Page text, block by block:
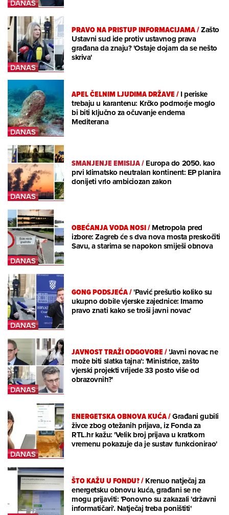
PRAVO NA PRISTUP INFORMACIJAMA/Zašto
Ustavni sud ide protiv ustavnog prava
građana da znaju? 'Ostaje dojam da se nešto
skriva'
APEL ČELNIM LJUDIMA DRŽAVE/I periske
trebaju u karantenu: Krčko podmorje moglo
bi biti ključno za očuvanje endema
Mediterana
SMANJENJE EMISIJA/Europa do 2050. kao
prvi klimatsko neutralan kontinent: EP planira
donijeti vrlo ambiciozan zakon
OBEĆANJA VODA NOSI/Metropola pred
izbore: Zagreb će s dva nova mosta preskočiti
Savu, a starima se napokon smiješi obnova
GONG PODSJEĆA/'Pavić prešutio koliko su
ukupno dobile vjerske zajednice: Imamo
pravo znati kako se troši javni novac'
JAVNOST TRAŽI ODGOVORE/'Javni novac ne
može biti slatka tajna': 'Ministrice, zašto
vjerski projekti vrijede 33 posto više od
obrazovnih?'
ENERGETSKA OBNOVA KUĆA/Građani gubili
živce zbog otežanih prijava, iz Fonda za
RTL.hr kažu: 'Velik broj prijava u kratkom
vremenu pokazuje da je sustav funkcionirao'
ŠTO KAŽU U FONDU?/Krenuo natječaj za
energetsku obnovu kuća, građani se ne
mogu prijaviti: 'Ponovno su zakazali 'državni
informatičari'. Natječaj treba poništiti'